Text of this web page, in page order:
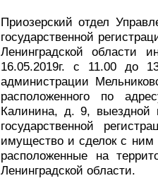
Приозерский отдел
государственной
Ленинградской области
16.05.2019г. с 11.00 до
администрации
расположенного по
Калинина, д. 9, выездной
государственной
имущество и сделок с
расположенные на
Ленинградской области.